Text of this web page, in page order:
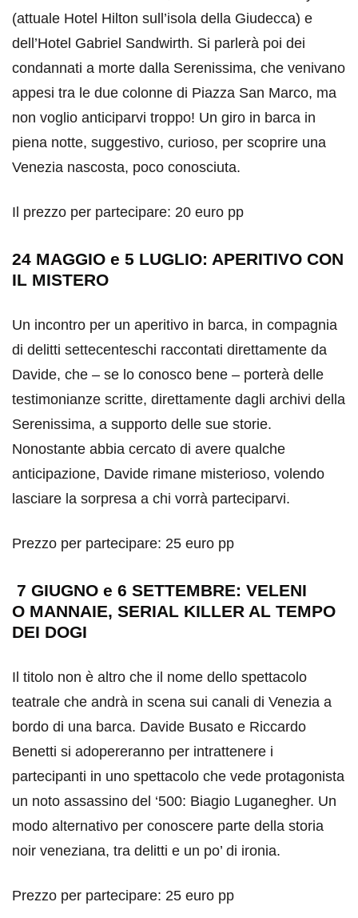
(attuale Hotel Hilton sull’isola della Giudecca) e
dell’Hotel Gabriel Sandwirth. Si parlerà poi dei
condannati a morte dalla Serenissima, che venivano
appesi tra le due colonne di Piazza San Marco, ma
non voglio anticiparvi troppo! Un giro in barca in
piena notte, suggestivo, curioso, per scoprire una
Venezia nascosta, poco conosciuta.
Il prezzo per partecipare: 20 euro pp
24 MAGGIO e 5 LUGLIO: APERITIVO CON
IL MISTERO
Un incontro per un aperitivo in barca, in compagnia
di delitti settecenteschi raccontati direttamente da
Davide, che – se lo conosco bene – porterà delle
testimonianze scritte, direttamente dagli archivi della
Serenissima, a supporto delle sue storie.
Nonostante abbia cercato di avere qualche
anticipazione, Davide rimane misterioso, volendo
lasciare la sorpresa a chi vorrà parteciparvi.
Prezzo per partecipare: 25 euro pp
7 GIUGNO e 6 SETTEMBRE: VELENI
O MANNAIE, SERIAL KILLER AL TEMPO
DEI DOGI
Il titolo non è altro che il nome dello spettacolo
teatrale che andrà in scena sui canali di Venezia a
bordo di una barca. Davide Busato e Riccardo
Benetti si adopereranno per intrattenere i
partecipanti in uno spettacolo che vede protagonista
un noto assassino del ‘500: Biagio Luganegher. Un
modo alternativo per conoscere parte della storia
noir veneziana, tra delitti e un po’ di ironia.
Prezzo per partecipare: 25 euro pp